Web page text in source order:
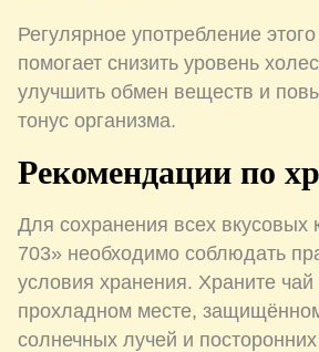
Регулярное употребление
помогает снизить уровень
улучшить обмен веществ и
тонус организма.
Рекомендации по
Для сохранения всех вкусовых
703» необходимо соблюдать
условия хранения. Храните чай
прохладном месте,
солнечных лучей и